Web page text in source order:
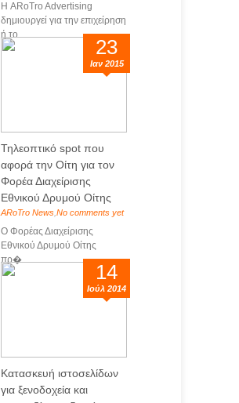
Η ARoTro Advertising
δημιουργεί για την επιχείρηση
ή το...
23
Ιαν 2015
Τηλεοπτικό spot που
αφορά την Οίτη για τον
Φορέα Διαχείρισης
Εθνικού Δρυμού Οίτης
ARoTro News No comments yet
Ο Φορέας Διαχείρισης
Εθνικού Δρυμού Οίτης
πρ�...
14
Ιούλ 2014
Κατασκευή ιστοσελίδων
για ξενοδοχεία και